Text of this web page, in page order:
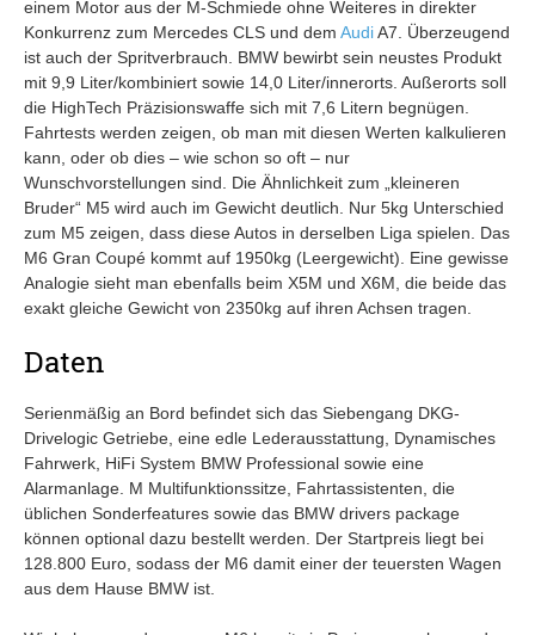
einem Motor aus der M-Schmiede ohne Weiteres in direkter
Konkurrenz zum Mercedes CLS und dem AudiA7. Überzeugend
ist auch der Spritverbrauch. BMW bewirbt sein neustes Produkt
mit 9,9 Liter/kombiniert sowie 14,0 Liter/innerorts. Außerorts soll
die HighTech Präzisionswaffe sich mit 7,6 Litern begnügen.
Fahrtests werden zeigen, ob man mit diesen Werten kalkulieren
kann, oder ob dies – wie schon so oft – nur
Wunschvorstellungen sind. Die Ähnlichkeit zum „kleineren
Bruder“ M5 wird auch im Gewicht deutlich. Nur 5kg Unterschied
zum M5 zeigen, dass diese Autos in derselben Liga spielen. Das
M6 Gran Coupé kommt auf 1950kg (Leergewicht). Eine gewisse
Analogie sieht man ebenfalls beim X5M und X6M, die beide das
exakt gleiche Gewicht von 2350kg auf ihren Achsen tragen.
Daten
Serienmäßig an Bord befindet sich das Siebengang DKG-
Drivelogic Getriebe, eine edle Lederausstattung, Dynamisches
Fahrwerk, HiFi System BMW Professional sowie eine
Alarmanlage. M Multifunktionssitze, Fahrtassistenten, die
üblichen Sonderfeatures sowie das BMW drivers package
können optional dazu bestellt werden. Der Startpreis liegt bei
128.800 Euro, sodass der M6 damit einer der teuersten Wagen
aus dem Hause BMW ist.